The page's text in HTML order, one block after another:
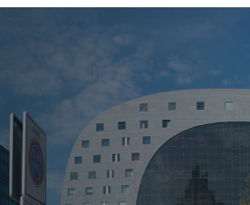
Alles over uw aansluiting
Nieuwe aansluiting
Aansluiting aanpassen
Aansluiting verwijderen
Tarieven
Voorkom afsluiting
Slimme
Privacy